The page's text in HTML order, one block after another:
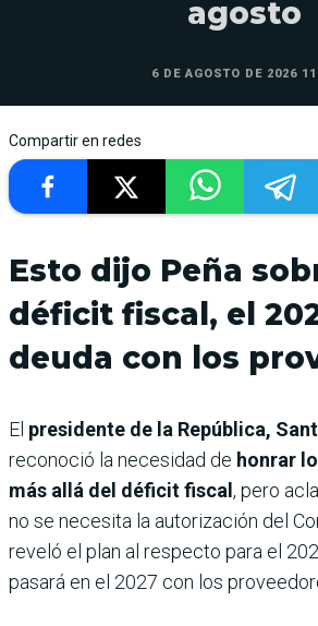
agosto
6 DE AGOSTO DE 2026
Compartir en redes
Esto dijo Peña
déficit fiscal, el
deuda con los
El presidente de la República,
reconoció la necesidad de honrar
más allá del déficit fiscal , pero
no se necesita la autorización del
reveló el plan al respecto para el
pasará en el 2027 con los